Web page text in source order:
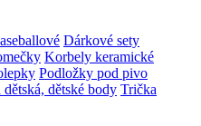
Dárkové sety
Korbely keramické
Podložky pod pivo
dětské body Trička